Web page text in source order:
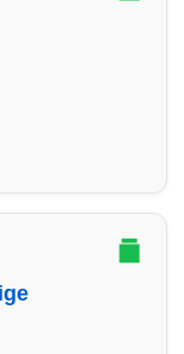
Finde
und